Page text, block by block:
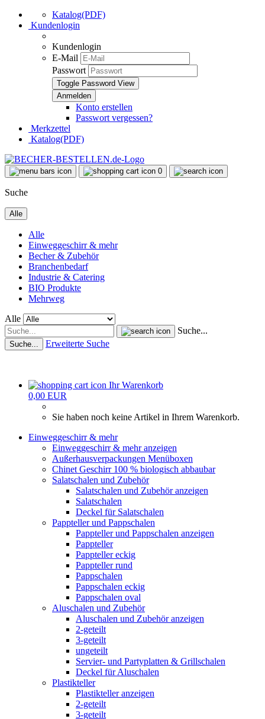
Katalog(PDF)
Kundenlogin
Kundenlogin
E-Mail
Passwort
Toggle Password View
Konto erstellen
Passwort vergessen?
Merkzettel
Katalog(PDF)
0
Suche
Alle
Alle
Einweggeschirr & mehr
Becher & Zubehör
Branchenbedarf
Industrie & Catering
BIO Produkte
Mehrweg
Alle
Suche...
Suche... Erweiterte Suche
Ihr Warenkorb
0,00 EUR
Sie haben noch keine Artikel in Ihrem Warenkorb.
Einweggeschirr & mehr
Einweggeschirr & mehr anzeigen
Außerhausverpackungen Menüboxen
Chinet Geschirr 100 % biologisch abbaubar
Salatschalen und Zubehör
Salatschalen und Zubehör anzeigen
Salatschalen
Deckel für Salatschalen
Pappteller und Pappschalen
Pappteller und Pappschalen anzeigen
Pappteller
Pappteller eckig
Pappteller rund
Pappschalen
Pappschalen eckig
Pappschalen oval
Aluschalen und Zubehör
Aluschalen und Zubehör anzeigen
2-geteilt
3-geteilt
ungeteilt
Servier- und Partyplatten & Grillschalen
Deckel für Aluschalen
Plastikteller
Plastikteller anzeigen
2-geteilt
3-geteilt